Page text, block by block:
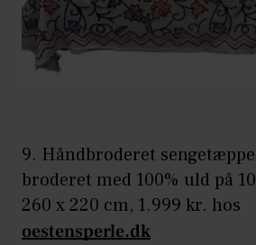
9. Håndbroderet
broderet med 100% uld på
260 x 220 cm, 1.999 kr. hos
oestensperle.dk